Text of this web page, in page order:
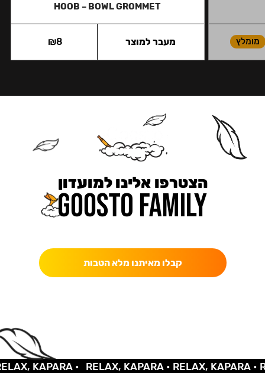
מומלץ
HOOB – BOWL GROMMET
₪8 מעבר למוצר
הצטרפו אלינו למועדון
קבלו מאיתנו מלא הטבות
KAPARA • RELAX, KAPARA •RELAX, KAPARA •